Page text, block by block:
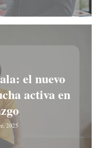
el nuevo
activa en
2025